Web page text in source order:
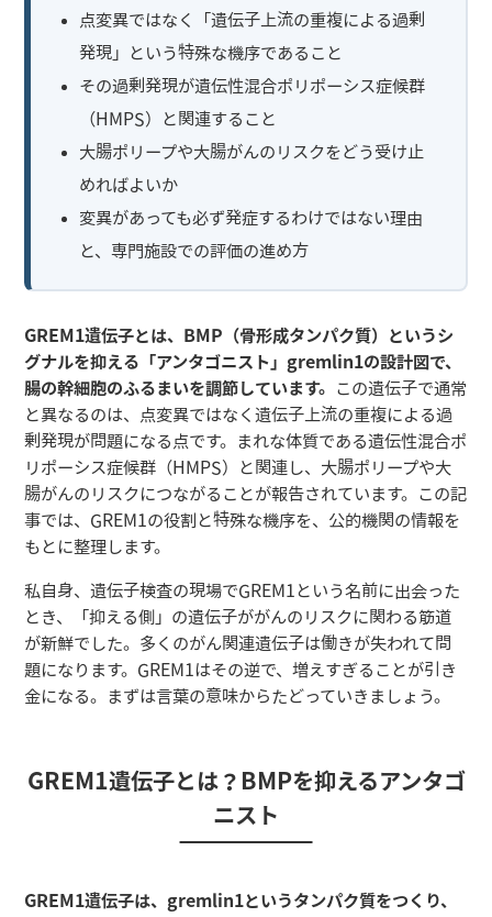
点変異ではなく「遺伝子上流の重複による過剰
発現」という特殊な機序であること
その過剰発現が遺伝性混合ポリポーシス症候群
（HMPS）と関連すること
大腸ポリープや大腸がんのリスクをどう受け止
めればよいか
変異があっても必ず発症するわけではない理由
と、専門施設での評価の進め方
GREM1遺伝子とは、BMP（骨形成タンパク質）というシ
グナルを抑える「アンタゴニスト」gremlin1の設計図で、
腸の幹細胞のふるまいを調節しています。 この遺伝子で通常
と異なるのは、点変異ではなく遺伝子上流の重複による過
剰発現が問題になる点です。まれな体質である遺伝性混合ポ
リポーシス症候群（HMPS）と関連し、大腸ポリープや大
腸がんのリスクにつながることが報告されています。この記
事では、GREM1の役割と特殊な機序を、公的機関の情報を
もとに整理します。
私自身、遺伝子検査の現場でGREM1という名前に出会った
とき、「抑える側」の遺伝子ががんのリスクに関わる筋道
が新鮮でした。多くのがん関連遺伝子は働きが失われて問
題になります。GREM1はその逆で、増えすぎることが引き
金になる。まずは言葉の意味からたどっていきましょう。
GREM1遺伝子とは？BMPを抑えるアンタゴ
ニスト
GREM1遺伝子は、gremlin1というタンパク質をつくり、